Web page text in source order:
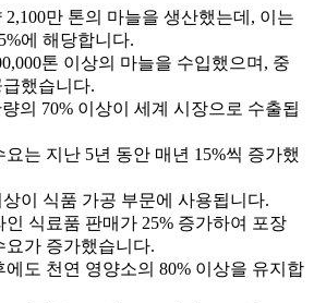
2,100만 톤의 마늘을 생산했는데, 이는
에 해당합니다.
톤 이상의 마늘을 수입했으며, 중
했습니다.
의 70% 이상이 세계 시장으로 수출됩
는 지난 5년 동안 매년 15%씩 증가했
이 식품 가공 부문에 사용됩니다.
인 식료품 판매가 25% 증가하여 포장
요가 증가했습니다.
도 천연 영양소의 80% 이상을 유지합